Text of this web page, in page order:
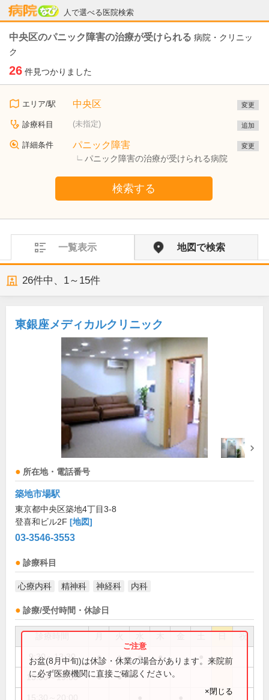
人で選べる医院検索
病院なび
中央区のパニック障害の治療が受けられる 病院・クリニッ
ク
26 件見つかりました
エリア/駅 中央区 変更
診療科目 (未指定) 追加
詳細条件 パニック障害
パニック障害の治療が受けられる病院
変更
検索する
一覧表示 地図で検索
26件中、 1～15件
東銀座メディカルクリニック
所在地・電話番号
築地市場駅
東京都中央区築地4丁目3-8
登喜和ビル2F [地図]
03-3546-3553
診療科目
心療内科 精神科 神経科 内科
診療/受付時間・休診日
祝
9:30～13:30 ● ● ● ●
15:30～19:00 ● ●
お盆(8月中旬)は休診・休業の場合があります。来院前
に必ず医療機関に直接ご確認ください。
×閉じる